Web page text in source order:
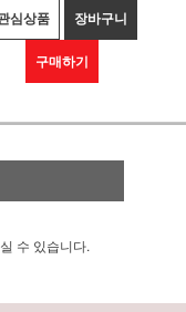
심상품 장바구니
구매하기
수 있습니다.